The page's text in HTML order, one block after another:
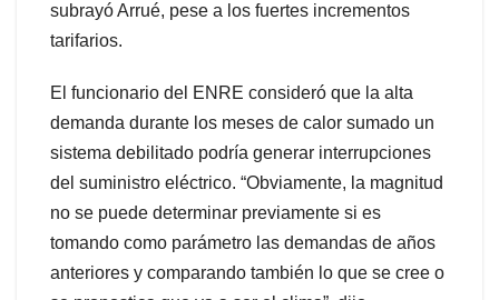
subrayó Arrué, pese a los fuertes incrementos
tarifarios.
El funcionario del ENRE consideró que la alta
demanda durante los meses de calor sumado un
sistema debilitado podría generar interrupciones
del suministro eléctrico. “Obviamente, la magnitud
no se puede determinar previamente si es
tomando como parámetro las demandas de años
anteriores y comparando también lo que se cree o